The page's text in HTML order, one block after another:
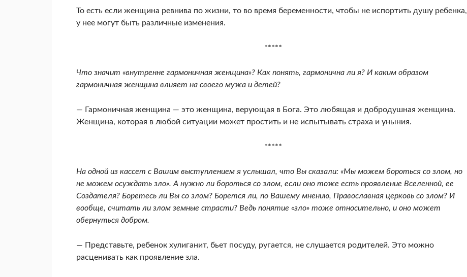
То есть если женщина ревнива по жизни, то во время беремен­ности, чтобы не испортить душу ребенка,
у нее могут быть различные изменения.
*****
Что значит «внутренне гармоничная женщи­на»? Как понять, гармонична ли я? И каким обра­зом
гармоничная женщина влияет на своего мужа и детей?
— Гармоничная женщина — это женщина, ве­рующая в Бога. Это любящая и добродушная жен­щина.
Женщина, которая в любой ситуации мо­жет простить и не испытывать страха и уныния.
*****
На одной из кассет с Вашим выступлением я услышал, что Вы сказали: «Мы можем бороться со злом, но
не можем осуждать зло». А нужно ли бороться со злом, если оно тоже есть проявление Вселенной, ее
Создателя? Боретесь ли Вы со злом? Борется ли, по Вашему мнению, Право­славная церковь со злом? И
вообще, считать ли злом земные страсти? Ведь понятие «зло» тоже относительно, и оно может
обернуться добром.
— Представьте, ребенок хулиганит, бьет посу­ду, ругается, не слушается родителей. Это можно
расценивать как проявление зла.